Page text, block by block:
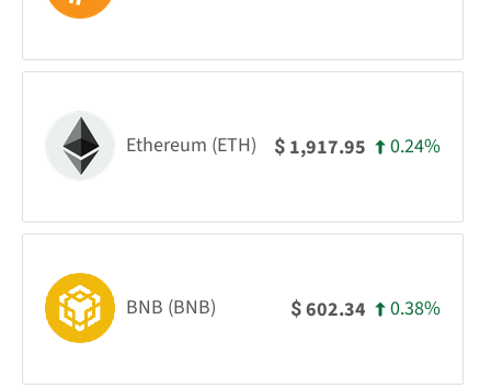
Ethereum (ETH) $ 1,917.95 0.24%
BNB (BNB) $602.34 0.38%